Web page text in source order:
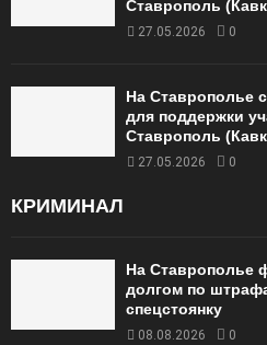
Ставрополь
27.05.2026 0
На Ставрополье
для поддержки
Ставрополь
27.05.2026 0
КРИМИНАЛ
На Ставрополье
долгом по
спецстоянку
08.08.2026 0